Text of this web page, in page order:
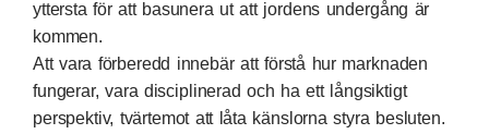
yttersta för att basunera ut att jordens undergång är
kommen.
Att vara förberedd innebär att förstå hur marknaden
fungerar, vara disciplinerad och ha ett långsiktigt
perspektiv, tvärtemot att låta känslorna styra besluten.